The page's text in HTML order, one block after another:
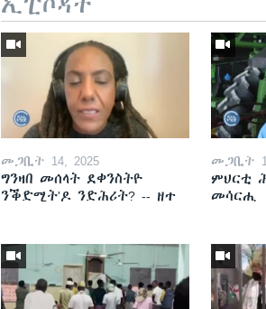
መጋቢት 14, 2025
ግንዛበ መሰላት ደቀንስትዮ
ንቕድሚት'ዶ ንድሕሪት? -- ዘተ
መጋቢት
ምህርቲ
መሳርሒ